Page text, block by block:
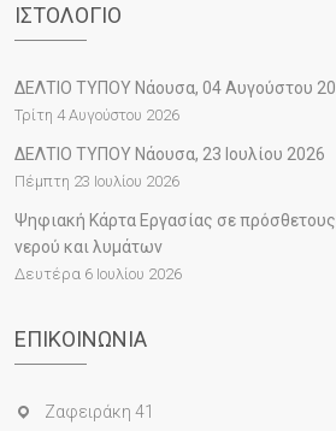
ΙΣΤΟΛΌΓΙΟ
ΔΕΛΤΙΟ ΤΥΠΟΥ Νάουσα, 04 Αυγούστου
Τρίτη 4 Αυγούστου 2026
ΔΕΛΤΙΟ ΤΥΠΟΥ Νάουσα, 23 Ιουλίου 2026
Πέμπτη 23 Ιουλίου 2026
Ψηφιακή Κάρτα Εργασίας σε
νερού και λυμάτων
Δευτέρα 6 Ιουλίου 2026
ΕΠΙΚΟΙΝΩΝΊΑ
Ζαφειράκη 41